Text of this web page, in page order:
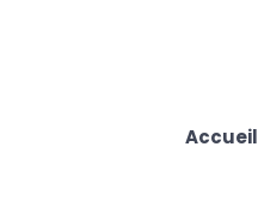
Accueil